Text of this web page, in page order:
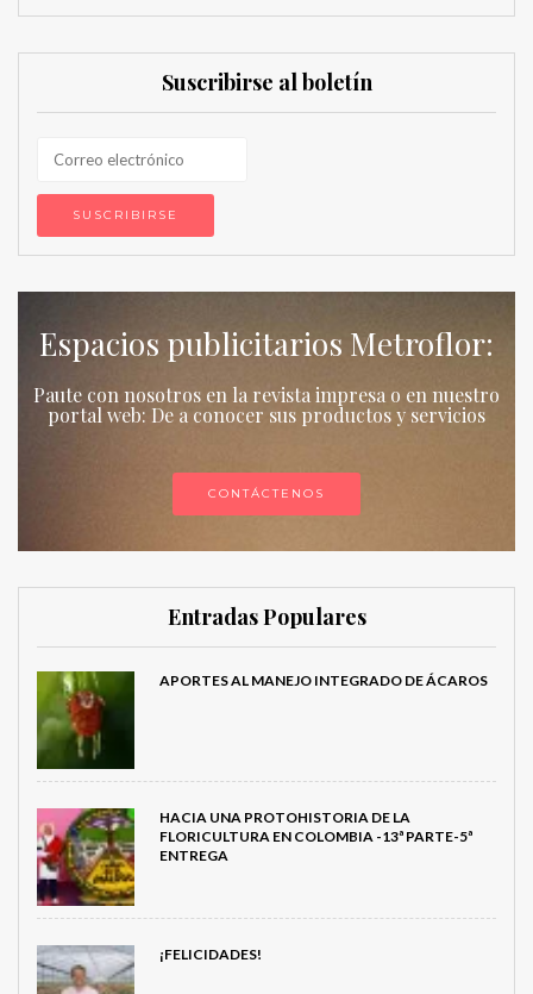
Suscribirse al boletín
Espacios publicitarios Metroflor:
Paute con nosotros en la revista impresa o en nuestro
portal web: De a conocer sus productos y servicios
CONTÁCTENOS
Entradas Populares
APORTES AL MANEJO INTEGRADO DE ÁCAROS
HACIA UNA PROTOHISTORIA DE LA
FLORICULTURA EN COLOMBIA -13ª PARTE-5ª
ENTREGA
¡FELICIDADES!